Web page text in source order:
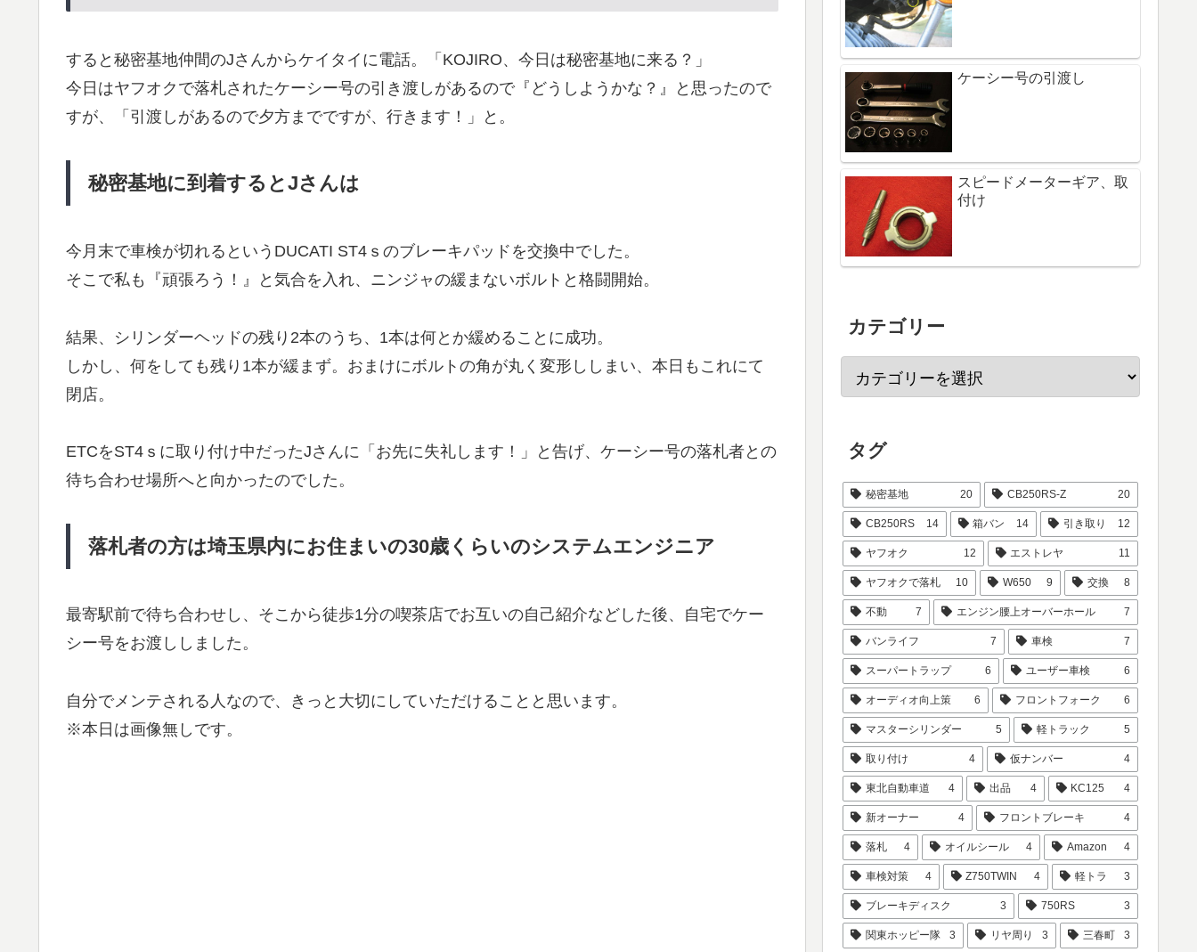
すると秘密基地仲間のJさんからケイタイに電話。「KOJIRO、今日は秘密基地に来る？」
今日はヤフオクで落札されたケーシー号の引き渡しがあるので『どうしようかな？』と思ったので
すが、「引渡しがあるので夕方までですが、行きます！」と。
秘密基地に到着するとJさんは
今月末で車検が切れるというDUCATI ST4ｓのブレーキパッドを交換中でした。
そこで私も『頑張ろう！』と気合を入れ、ニンジャの緩まないボルトと格闘開始。
結果、シリンダーヘッドの残り2本のうち、1本は何とか緩めることに成功。
しかし、何をしても残り1本が緩まず。おまけにボルトの角が丸く変形ししまい、本日もこれにて
閉店。
ETCをST4ｓに取り付け中だったJさんに「お先に失礼します！」と告げ、ケーシー号の落札者との
待ち合わせ場所へと向かったのでした。
落札者の方は埼玉県内にお住まいの30歳くらいのシステムエンジニア
最寄駅前で待ち合わせし、そこから徒歩1分の喫茶店でお互いの自己紹介などした後、自宅でケー
シー号をお渡ししました。
自分でメンテされる人なので、きっと大切にしていただけることと思います。
※本日は画像無しです。
ケーシー号の引渡し
スピードメーターギア、取
付け
カテゴリー
タグ
秘密基地 20 CB250RS-Z 20
CB250RS 14 箱バン 14 引き取り 12
ヤフオク 12 エストレヤ 11
ヤフオクで落札 10 W650 9 交換 8
不動 7 エンジン腰上オーバーホール 7
バンライフ 7 車検 7
スーパートラップ 6 ユーザー車検 6
オーディオ向上策 6 フロントフォーク 6
マスターシリンダー 5 軽トラック 5
取り付け 4 仮ナンバー 4
東北自動車道 4 出品 4 KC125 4
新オーナー 4 フロントブレーキ 4
落札 4 オイルシール 4 Amazon 4
車検対策 4 Z750TWIN 4 軽トラ 3
ブレーキディスク 3 750RS 3
関東ホッピー隊 3 リヤ周り 3 三春町 3